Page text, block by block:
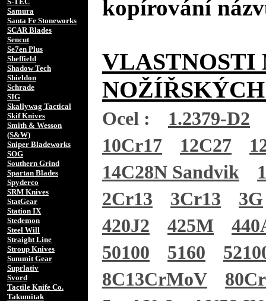
Samura
Santa Fe Stoneworks
SCAR Blades
Sencut
Se7en Plus
Sheffield
Shadow Tech
Shieldon
Schrade
SIG
Skallywag Tactical
Skif Knives
Smith & Wesson
(S&W)
Sniper Bladeworks
SOG
Southern Grind
Spartan Blades
Spyderco
SRM Knives
StatGear
Station IX
Stedemon
Steel Will
Straight Line
Stroup Knives
Summit Gear
Suprlativ
Svord
Tactile Knife Co.
Takumitak
kopírování
VLASTNOSTI
Ocel :
1.2379-D2
10Cr17
12C27
14C28N Sandvik
2Cr13
3Cr13
3G
420J2
425M
50100
5160
8C13CrMoV